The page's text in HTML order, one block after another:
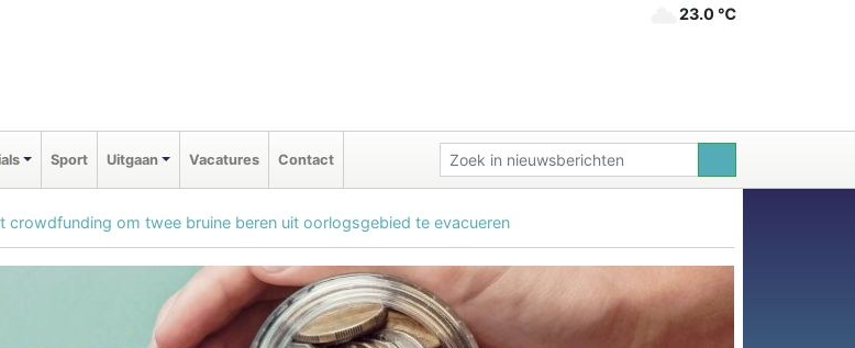
23.0 ℃
Sport Uitgaan Vacatures Contact
crowdfunding om twee bruine beren uit oorlogsgebied te evacueren